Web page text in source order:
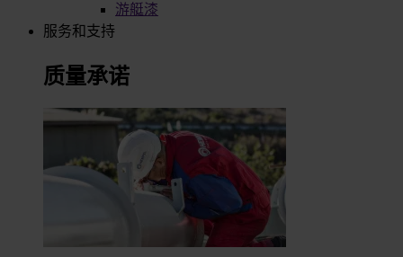
游艇漆
服务和支持
质量承诺